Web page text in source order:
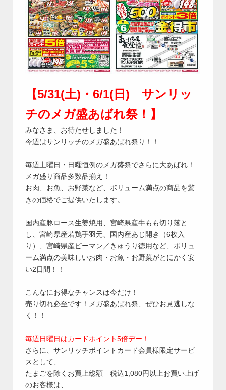
【5/31(土)・6/1(日) サンリッ
チのメガ盛あばれ祭！】
みなさま、お待たせしました！
今週はサンリッチのメガ盛あばれ祭り！！
毎週土曜日・日曜恒例のメガ盛祭でさらに大あばれ！
メガ盛り商品多数品揃え！
お肉、お魚、お野菜など、ボリューム満点の商品を驚
きの価格でご提供いたします。
国内産豚ロース生姜焼用、宮崎県産牛もも切り落と
し、宮崎県産若鶏手羽元、国内産あじ開き（6枚入
り）、宮崎県産ピーマン／きゅうり徳用など、ボリュ
ーム満点の美味しいお肉・お魚・お野菜がとにかく安
い2日間！！
こんなにお得なチャンスは今だけ！
売り切れ必至です！メガ盛あばれ祭、ぜひお見逃しな
く！！
毎週日曜日はカードポイント5倍デー！
さらに、サンリッチポイントカード会員様限定サービ
スとして、
たまごを除くお買上総額 税込1,080円以上お買い上げ
のお客様は、